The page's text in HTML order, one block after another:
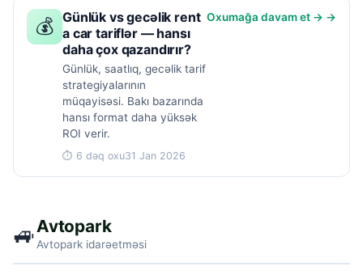
💰 Günlük vs gecəlik rent
a car tariflər — hansı
daha çox qazandırır?
Günlük, saatlıq, gecəlik tarif
strategiyalarının
müqayisəsi. Bakı bazarında
hansı format daha yüksək
ROI verir.
⏱ 6 dəq oxu31 Jan 2026
Oxumağa davam et → →
🚙Avtopark
Avtopark idarəetməsi